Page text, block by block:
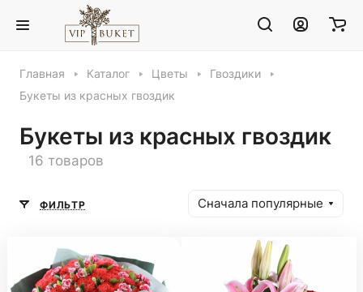
Главная Каталог Цветы
Гвоздики
Букеты из красных гвоздик
Букеты из красных гвоздик
16 товаров
ФИЛЬТР Сначала популярные